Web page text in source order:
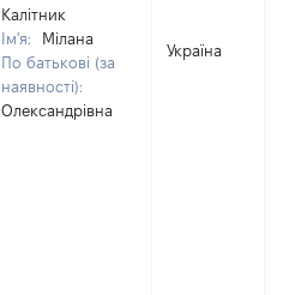
Калітник
Ім'я:
Мілана
По батькові (за
наявності):
Олександрівна
Україна